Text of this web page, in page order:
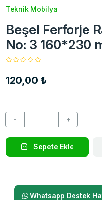
Teknik Mobilya
Beşel Ferforje
No: 3 160*230
120,00 ₺
− +
Sepete Ekle
Whatsapp Destek